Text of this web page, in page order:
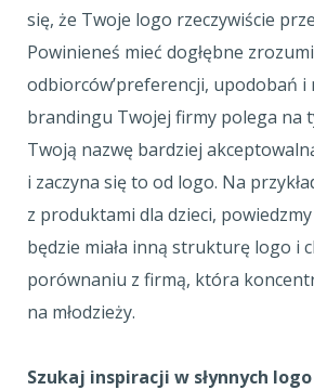
się, że Twoje logo rzeczywiście
Powinieneś mieć dogłębne
odbiorców’preferencji, upodobań i
brandingu Twojej firmy polega na
Twoją nazwę bardziej
i zaczyna się to od logo. Na
z produktami dla dzieci,
będzie miała inną strukturę logo i
porównaniu z firmą, która
na młodzieży.
Szukaj inspiracji w słynnych logo